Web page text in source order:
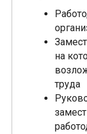
на
труда